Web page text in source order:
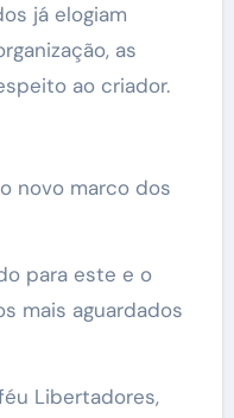
já elogiam
as
ao criador.
novo marco dos
para este e o
mais aguardados
Libertadores,